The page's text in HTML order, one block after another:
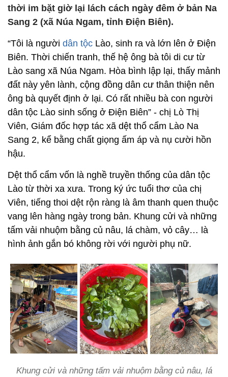
thời im bặt giờ lại lách cách ngày đêm ở bản Na
Sang 2 (xã Núa Ngam, tỉnh Điện Biên).
“Tôi là người dân tộc Lào, sinh ra và lớn lên ở Điện
Biên. Thời chiến tranh, thế hệ ông bà tôi di cư từ
Lào sang xã Núa Ngam. Hòa bình lập lại, thấy mảnh
đất này yên lành, cộng đồng dân cư thân thiện nên
ông bà quyết định ở lại. Có rất nhiều bà con người
dân tộc Lào sinh sống ở Điện Biên” - chị Lò Thị
Viên, Giám đốc hợp tác xã dệt thổ cẩm Lào Na
Sang 2, kể bằng chất giọng ấm áp và nụ cười hồn
hậu.
Dệt thổ cẩm vốn là nghề truyền thống của dân tộc
Lào từ thời xa xưa. Trong ký ức tuổi thơ của chị
Viên, tiếng thoi dệt rộn ràng là âm thanh quen thuộc
vang lên hàng ngày trong bản. Khung cửi và những
tấm vải nhuộm bằng củ nâu, lá chàm, vỏ cây… là
hình ảnh gắn bó không rời với người phụ nữ.
Khung cửi và những tấm vải nhuộm bằng củ nâu, lá